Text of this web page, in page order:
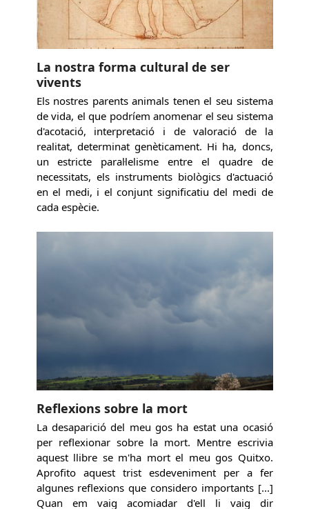
La nostra forma cultural de ser
vivents
Els nostres parents animals tenen el seu sistema
de vida, el que podríem anomenar el seu sistema
d'acotació, interpretació i de valoració de la
realitat, determinat genèticament. Hi ha, doncs,
un estricte paral·lelisme entre el quadre de
necessitats, els instruments biològics d'actuació
en el medi, i el conjunt significatiu del medi de
cada espècie.
Reflexions sobre la mort
La desaparició del meu gos ha estat una ocasió
per reflexionar sobre la mort. Mentre escrivia
aquest llibre se m'ha mort el meu gos Quitxo.
Aprofito aquest trist esdeveniment per a fer
algunes reflexions que considero importants [...]
Quan em vaig acomiadar d'ell li vaig dir